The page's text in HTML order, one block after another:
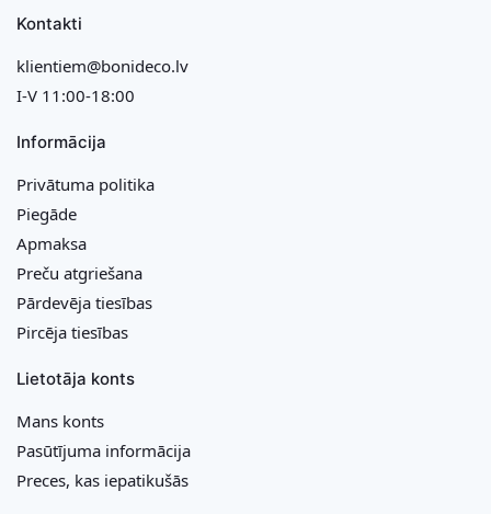
Kontakti
klientiem@bonideco.lv
I-V 11:00-18:00
Informācija
Privātuma politika
Piegāde
Apmaksa
Preču atgriešana
Pārdevēja tiesības
Pircēja tiesības
Lietotāja konts
Mans konts
Pasūtījuma informācija
Preces, kas iepatikušās